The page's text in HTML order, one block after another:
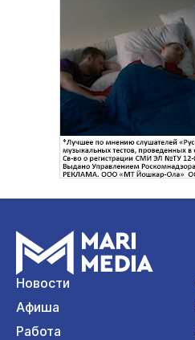
Новости
Афиша
Работа